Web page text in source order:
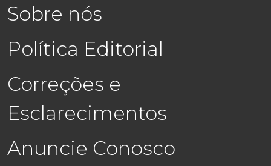
Sobre nós
Política Editorial
Correções e
Esclarecimentos
Anuncie Conosco